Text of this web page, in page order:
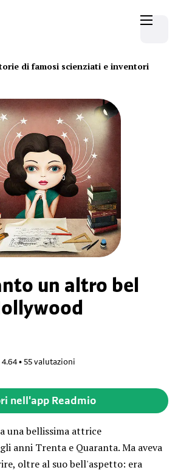
di famosi scienziati e inventori
un altro bel
4.64• 55 valutazioni
nell'app Readmio
una bellissima attrice
anni Trenta e Quaranta. Ma aveva
oltre al suo bell'aspetto: era